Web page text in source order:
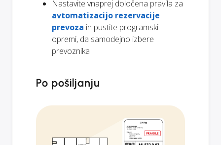
Nastavite vnaprej določena pravila za
avtomatizacijo rezervacije
prevoza in pustite programski
opremi, da samodejno izbere
prevoznika
Po pošiljanju